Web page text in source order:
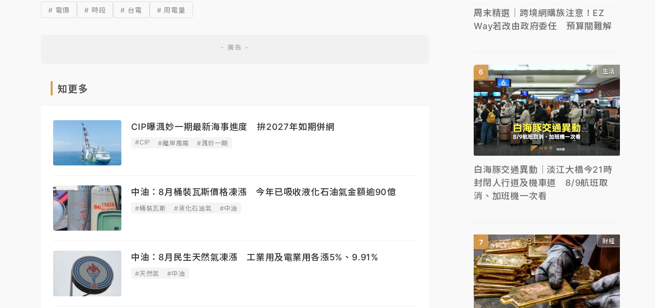
# 電價 # 時段 # 台電 # 用電量
知更多
CIP曝渢妙一期最新海事進度 拚2027年如期併網
#CIP #離岸風電 #渢妙一期
中油：8月桶裝瓦斯價格凍漲 今年已吸收液化石油氣金額逾90億
#桶裝瓦斯 #液化石油氣 #中油
中油：8月民生天然氣凍漲 工業用及電業用各漲5%、9.91%
#天然氣 #中油
周末精選｜跨境網購族注意！EZ
Way若改由政府委任 預算關難解
生活
白海豚交通異動｜淡江大橋今21時
封閉人行道及機車道 8/9航班取
消、加班機一次看
財經